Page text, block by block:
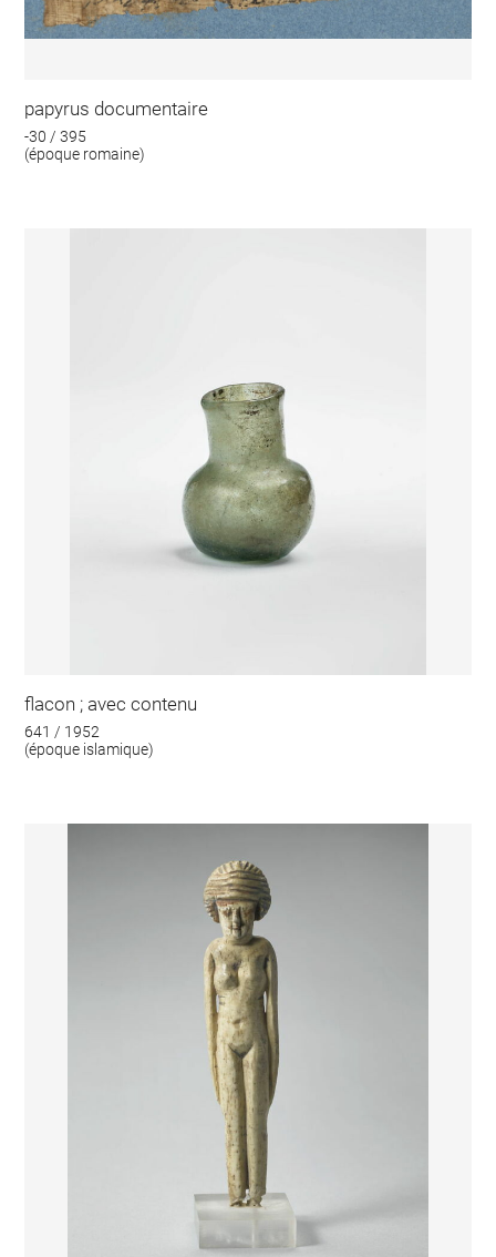
papyrus documentaire
-30 / 395
(époque romaine)
flacon ; avec contenu
641 / 1952
(époque islamique)